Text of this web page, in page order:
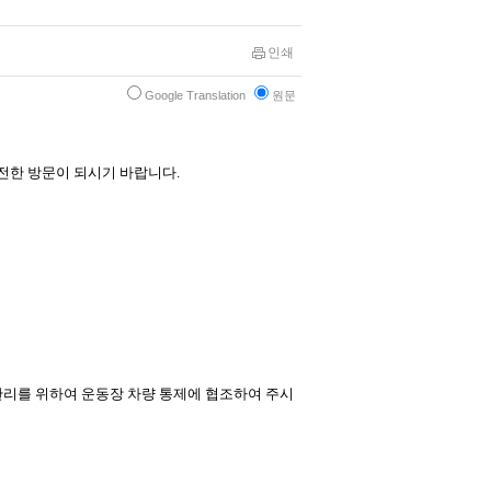
인쇄
Google Translation 원문
한 방문이 되시기 바랍니다.
를 위하여 운동장 차량 통제에 협조하여 주시